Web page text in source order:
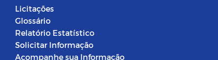
Licitações
Glossário
Relatório Estatístico
Solicitar Informação
Acompanhe sua Informação